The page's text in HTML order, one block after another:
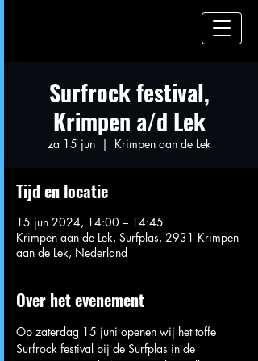
Surfrock festival,
Krimpen a/d Lek
za 15 jun
  |
Krimpen aan de Lek
Tijd en locatie
15 jun 2024, 14:00 – 14:45
Krimpen aan de Lek, Surfplas, 2931 Krimpen
aan de Lek, Nederland
Over het evenement
Op zaterdag 15 juni openen wij het toffe
Surfrock festival bij de Surfplas in de